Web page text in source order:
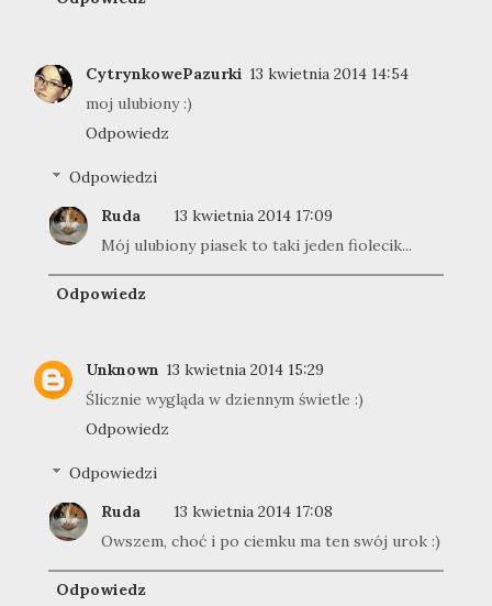
CytrynkowePazurki 13 kwietnia 2014 14:54
moj ulubiony :)
Odpowiedz
Odpowiedzi
Ruda
13 kwietnia 2014 17:09
Mój ulubiony piasek to taki jeden fiolecik...
Odpowiedz
Unknown 13 kwietnia 2014 15:29
Ślicznie wygląda w dziennym świetle :)
Odpowiedz
Odpowiedzi
Ruda
13 kwietnia 2014 17:08
Owszem, choć i po ciemku ma ten swój urok :)
Odpowiedz